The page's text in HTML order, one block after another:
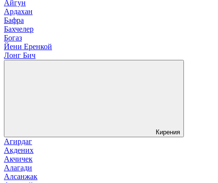
Айгун
Ардахан
Бафра
Бахчелер
Богаз
Йени Еренкой
Лонг Бич
Кирения
Агирдаг
Акдених
Акчичек
Алагади
Алсанжак